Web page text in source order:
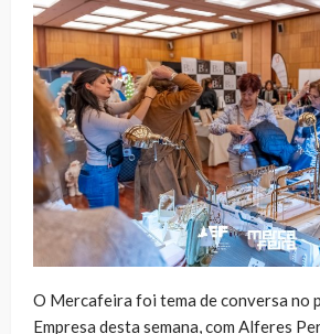
O Mercafeira foi tema de conversa no
Empresa desta semana, com Alferes